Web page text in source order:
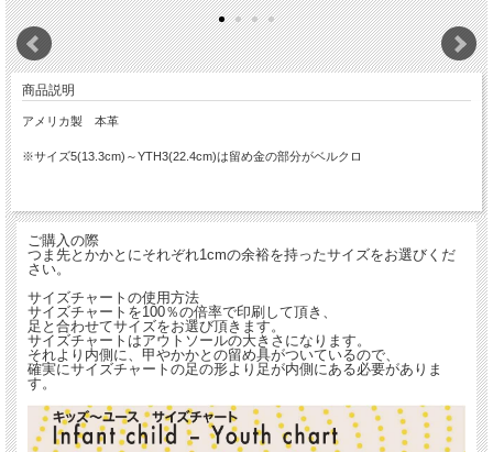
商品説明
アメリカ製 本革
※サイズ5(13.3cm)～YTH3(22.4cm)は留め金の部分がベルクロ
ご購入の際
つま先とかかとにそれぞれ1cmの余裕を持ったサイズをお選びくだ
さい。
サイズチャートの使用方法
サイズチャートを100％の倍率で印刷して頂き、
足と合わせてサイズをお選び頂きます。
サイズチャートはアウトソールの大きさになります。
それより内側に、甲やかかとの留め具がついているので、
確実にサイズチャートの足の形より足が内側にある必要がありま
す。